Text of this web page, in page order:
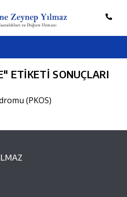
" ETIKETI SONUÇLARI
(PKOS)